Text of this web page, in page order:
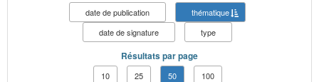
date de publication
thématique
date de signature
type
Résultats par page
10 25 50 100